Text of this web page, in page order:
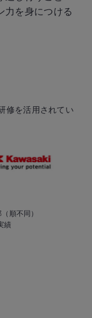
力を身につける
修を活用されてい
順不同）
績